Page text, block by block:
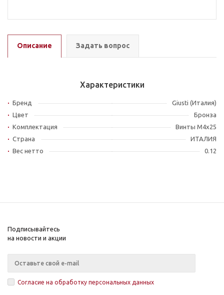
Описание Задать вопрос
Характеристики
Бренд
Giusti (Италия)
Цвет
Бронза
Комплектация
Винты M4x25
Страна
ИТАЛИЯ
Вес нетто
0.12
Подписывайтесь
на новости и акции
Согласие на обработку персональных данных